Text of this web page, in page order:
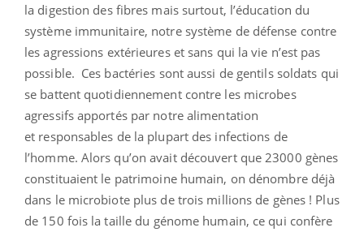
la digestion des fibres mais surtout, l’éducation du
système immunitaire, notre système de défense contre
les agressions extérieures et sans qui la vie n’est pas
possible. Ces bactéries sont aussi de gentils soldats qui
se battent quotidiennement contre les microbes
agressifs apportés par notre alimentation
et responsables de la plupart des infections de
l’homme. Alors qu’on avait découvert que 23000 gènes
constituaient le patrimoine humain, on dénombre déjà
dans le microbiote plus de trois millions de gènes ! Plus
de 150 fois la taille du génome humain, ce qui confère